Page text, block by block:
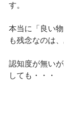
す。
本当に「良い
も残念なのは
認知度が無い
しても・・・